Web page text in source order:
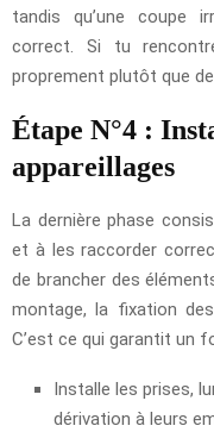
tandis qu’une coupe
correct. Si tu
proprement plutôt que
Étape N°4 :
appareillages
La dernière phase
et à les raccorder
de brancher des
montage, la fixation
C’est ce qui garantit un
Installe les prises,
dérivation à leurs